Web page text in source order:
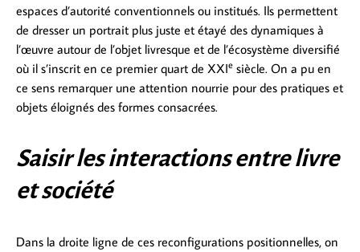
espaces d’autorité conventionnels ou institués. Ils permettent
de dresser un portrait plus juste et étayé des dynamiques à
l’œuvre autour de l’objet livresque et de l’écosystème diversifié
où il s’inscrit en ce premier quart de XXIe siècle. On a pu en
ce sens remarquer une attention nourrie pour des pratiques et
objets éloignés des formes consacrées.
Saisir les interactions entre livre
et société
Dans la droite ligne de ces reconfigurations positionnelles, on